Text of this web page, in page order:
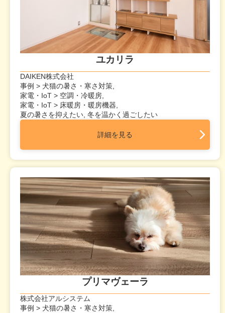
ユカリラ
DAIKEN株式会社
事例 > 犬猫の暑さ・寒さ対策,
家電・IoT > 空調・冷暖房,
家電・IoT > 床暖房・暖房機器,
夏の暑さを抑えたい, 冬を温かく過ごしたい
詳細を見る
プリマヴェーラ
株式会社アルシステム
事例 > 犬猫の暑さ・寒さ対策,